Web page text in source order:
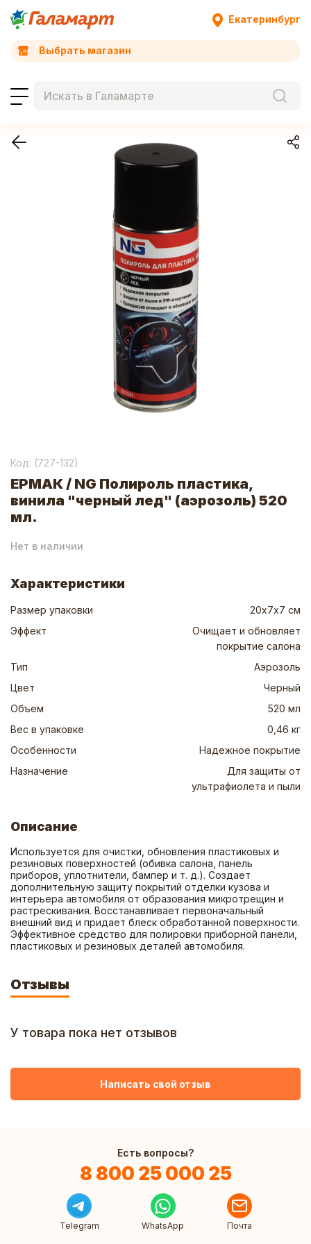
Екатеринбург
Выбрать магазин
Код: (727-132)
ЕРМАК / NG Полироль пластика,
винила "черный лед" (аэрозоль) 520
мл.
Нет в наличии
Характеристики
Размер упаковки
20х7х7 см
Эффект
Очищает и обновляет
покрытие салона
Тип
Аэрозоль
Цвет
Черный
Объем
520 мл
Вес в упаковке
0,46 кг
Особенности
Надежное покрытие
Назначение
Для защиты от
ультрафиолета и пыли
Описание
Используется для очистки, обновления пластиковых и
резиновых поверхностей (обивка салона, панель
приборов, уплотнители, бампер и т. д.). Создает
дополнительную защиту покрытий отделки кузова и
интерьера автомобиля от образования микротрещин и
растрескивания. Восстанавливает первоначальный
внешний вид и придает блеск обработанной поверхности.
Эффективное средство для полировки приборной панели,
пластиковых и резиновых деталей автомобиля.
Отзывы
У товара пока нет отзывов
Написать свой отзыв
Есть вопросы?
8 800 25 000 25
Telegram WhatsApp Почта